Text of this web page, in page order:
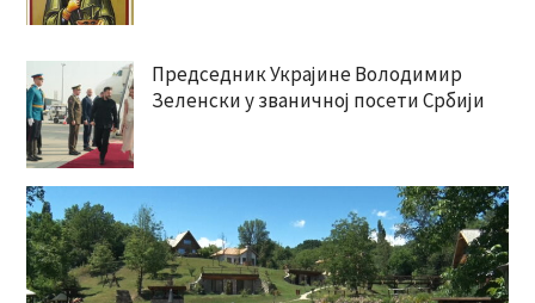
Председник Украјине Володимир
Зеленски у званичној посети Србији